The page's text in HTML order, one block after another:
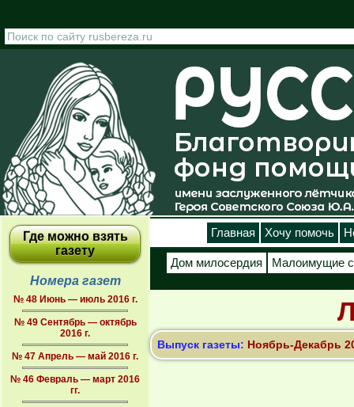
Где можно взять
газету
Номера газет
№ 48 Июнь — июль 2016 г.
№ 49 Сентябрь — октябрь
2016 г.
№ 47 Апрель — май 2016 г.
№ 46 Февраль — март 2016
гг.
Главная Хочу помочь
Дом милосердия Малоимущие
Выпуск газеты: Ноябрь-Декабрь